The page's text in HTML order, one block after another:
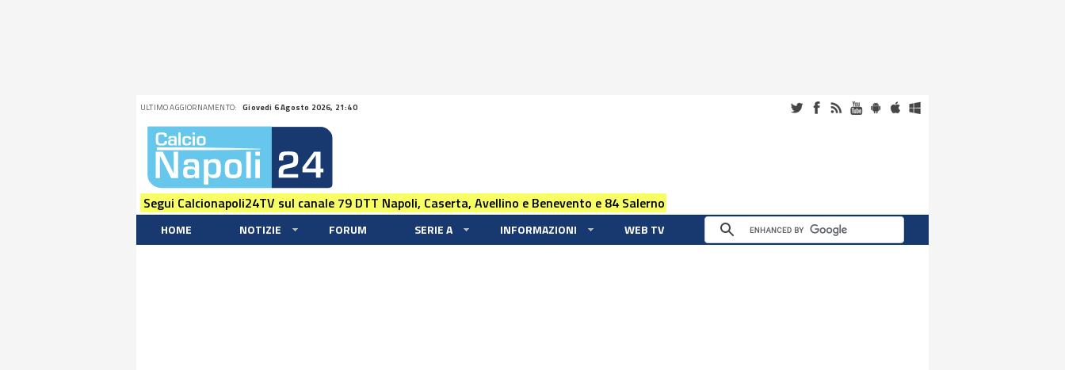
ULTIMO AGGIORNAMENTO: Giovedi 6 Agosto 2026, 21:40
Segui Calcionapoli24TV sul canale 79 DTT Napoli, Caserta, Avellino e Benevento e 84 Salerno
HOME NOTIZIE FORUM SERIE A INFORMAZIONI WEB TV